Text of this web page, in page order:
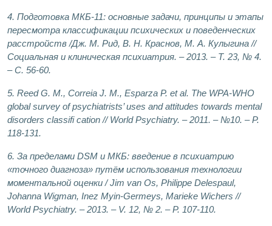
4. Подготовка МКБ-11: основные задачи, принципы и этапы
пересмотра классификации психических и поведенческих
расстройств /Дж. М. Рид, В. Н. Краснов, М. А. Кулыгина //
Социальная и клиническая психиатрия. – 2013. – Т. 23, № 4.
– С. 56-60.
5. Reed G. M., Correia J. M., Esparza P. et al. The WPA-WHO
global survey of psychiatrists’ uses and attitudes towards mental
disorders classifi cation // World Psychiatry. – 2011. – №10. – P.
118-131.
6. За пределами DSM и МКБ: введение в психиатрию
«точного диагноза» путём использования технологии
моментальной оценки / Jim van Os, Philippe Delespaul,
Johanna Wigman, Inez Myin-Germeys, Marieke Wichers //
World Psychiatry. – 2013. – V. 12, № 2. – P. 107-110.